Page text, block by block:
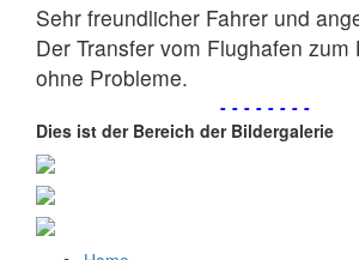
Sehr freundlicher Fahrer und
Der Transfer vom Flughafen zum
ohne Probleme.
--------
Dies ist der Bereich der Bildergalerie